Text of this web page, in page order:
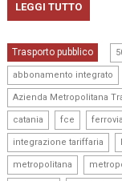
LEGGI TUTTO
Trasporto pubblico
abbonamento integrato
Azienda Metropolitana
catania fce
integrazione tariffaria
metropolitana